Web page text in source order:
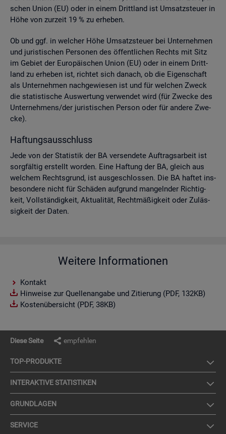
schen Union (EU) oder in einem Dritt­land ist Um­satz­steu­er in
Höhe von zur­zeit 19 % zu er­he­ben.
Ob und ggf. in wel­cher Höhe Um­satz­steu­er bei Un­ter­neh­men
und ju­ris­ti­schen Per­so­nen des öf­fent­li­chen Rechts mit Sitz
im Ge­biet der Eu­ro­päi­schen Union (EU) oder in einem Dritt­
land zu er­he­ben ist, rich­tet sich da­nach, ob die Ei­gen­schaft
als Un­ter­neh­men nach­ge­wie­sen ist und für wel­chen Zweck
die sta­tis­ti­sche Aus­wer­tung ver­wen­det wird (für Zwe­cke des
Un­ter­neh­mens/der ju­ris­ti­schen Per­son oder für an­de­re Zwe­
cke).
Haf­tungs­aus­schluss
Jede von der Sta­tis­tik der BA ver­sen­de­te Auf­trags­ar­beit ist
sorg­fäl­tig er­stellt wor­den. Eine Haf­tung der BA, gleich aus
wel­chem Rechts­grund, ist aus­ge­schlos­sen. Die BA haf­tet ins­
be­son­de­re nicht für Schä­den auf­grund man­geln­der Rich­tig­
keit, Voll­stän­dig­keit, Ak­tua­li­tät, Recht­mä­ßig­keit oder Zu­läs­
sig­keit der Daten.
Weitere Informationen
Kontakt
Hinweise zur Quellenangabe und Zitierung (PDF, 132KB)
Kostenübersicht (PDF, 38KB)
Diese Seite empfehlen
TOP-PRO­DUK­TE
IN­TER­AK­TI­VE STA­TIS­TI­KEN
GRUND­LA­GEN
SER­VICE